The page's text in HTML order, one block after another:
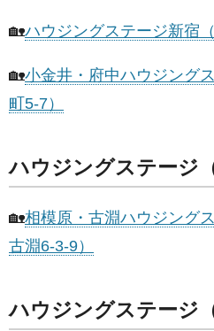
🏡ハウジングステージ新宿
🏡小金井・府中ハウジング
町5-7）
ハウジングステージ
🏡相模原・古淵ハウジング
古淵6-3-9）
ハウジングステージ